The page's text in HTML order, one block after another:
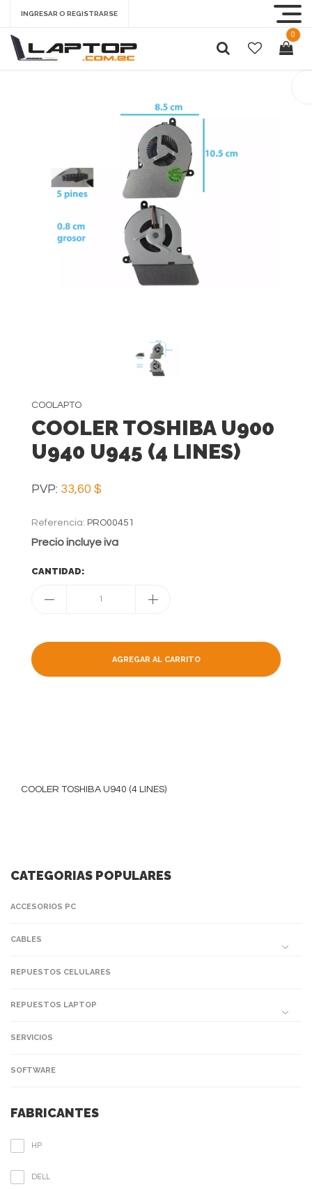
INGRESAR O REGISTRARSE
0
COOLAPTO
COOLER TOSHIBA U900
U940 U945 (4 LINES)
PVP: 33,60 $
Referencia: PRO00451
Precio incluye iva
CANTIDAD:
1
AGREGAR AL CARRITO
COOLER TOSHIBA U940 (4 LINES)
CATEGORIAS POPULARES
ACCESORIOS PC
CABLES
REPUESTOS CELULARES
REPUESTOS LAPTOP
SERVICIOS
SOFTWARE
FABRICANTES
HP
DELL